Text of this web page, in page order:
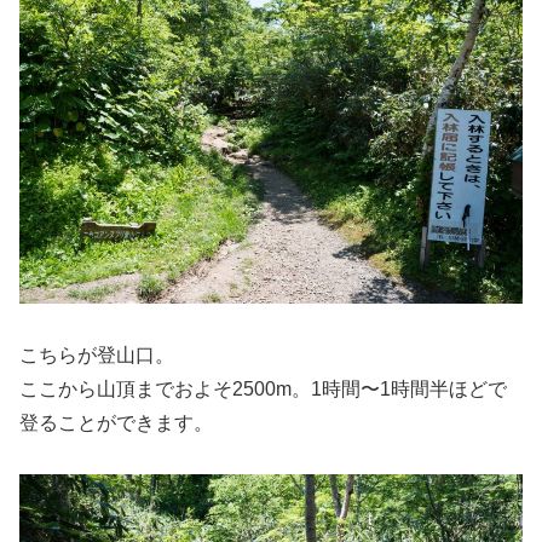
こちらが登山口。
ここから山頂までおよそ2500m。1時間〜1時間半ほどで
登ることができます。